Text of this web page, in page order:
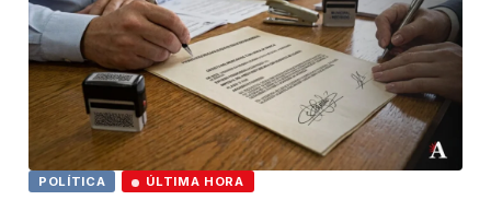
POLÍTICA ÚLTIMA HORA